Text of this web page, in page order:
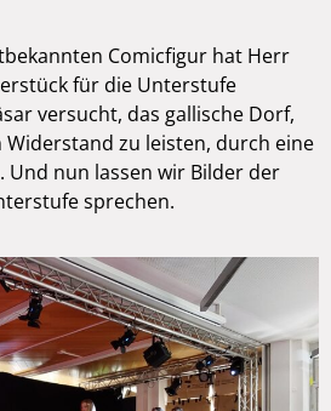
Comicfigur hat Herr
für die Unterstufe
versucht, das gallische Dorf,
zu leisten, durch eine
nun lassen wir Bilder der
sprechen.